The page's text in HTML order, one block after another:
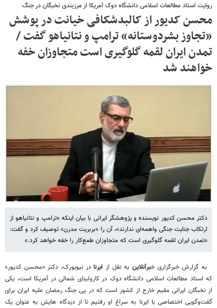
روایت استاد مطالعات اسلامی دانشگاه دوک آمریکا از مرزبندی نخبگان در جنگ
محسن کدیور از کالبدشکافی خیانت در پوشش
«تجاوز بشردوستانه» ترامپ و نتانیاهو گفت /
تمدن ایران لقمه گلوگیری است متجاوزان خفه
خواهند شد
دکتر محسن کدیور نویسنده و پژوهشگر ایرانی با بیان اینکه «ترامپ و نتانیاهو از
ارتکاب جنایت جنگی واهمه‌ای ندارند»، آن را «بربریت مدرن» توصیف کرد و گفت:
«تمدن ایران لقمه گلوگیری است که متجاوزان طمع‌کار را خفه خواهد کرد.»
به گزارش خبرگزاری خبرآنلاین به نقل از ایرنادر نیویورک، دکتر «محسن کدیور»
که استاد مطالعات اسلامی دانشگاه دوک در کارولینای شمالی در آمریکا است، یکی
از نخبگان ایرانی مقیم خارج از کشور است که در پی جنگ رمضان علیه ایران برای
گفت‌وگویی اختصاصی با ایرنا به سراغ او رفتیم تا از دیدگاه هایش به عنوان یک